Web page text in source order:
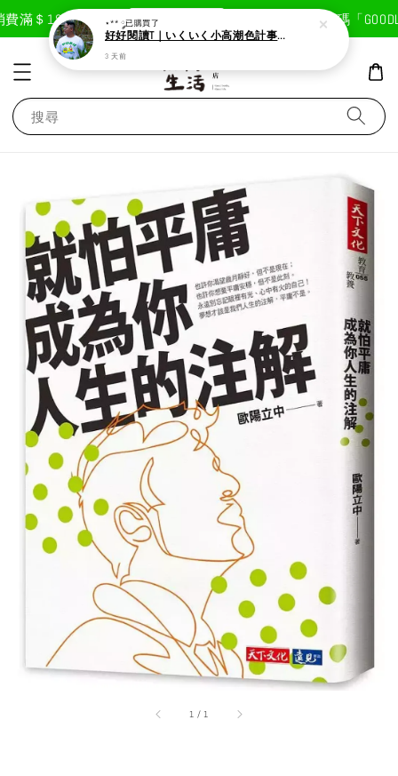
＄1800免運費 現在去購物！ 首次註冊輸入折扣碼「
搜尋
1 / 1
⋆** ༘已購買了
好好閱讀T｜いくいく小高潮色計事務所X好好生活書店聯名款
3 天前